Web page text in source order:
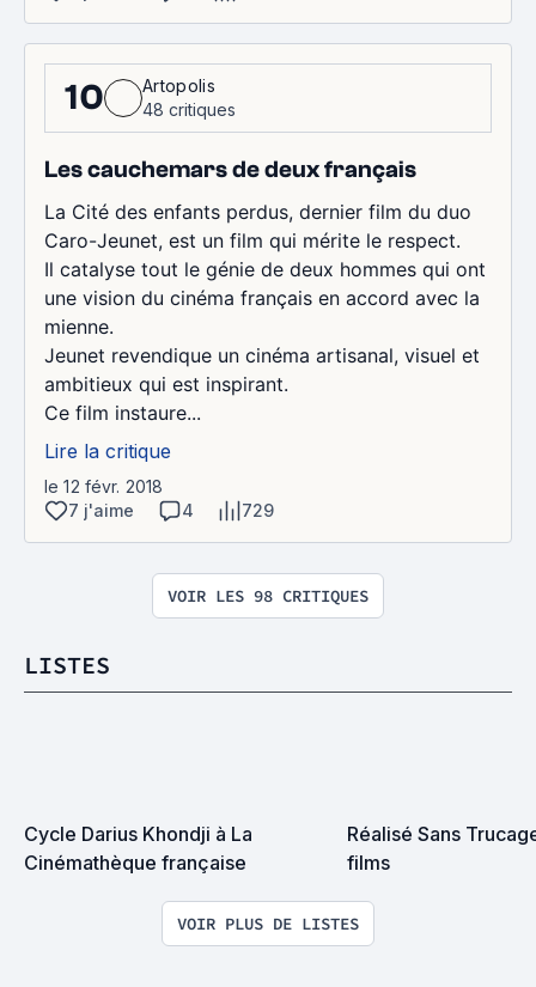
10
Artopolis
48 critiques
Les cauchemars de deux français
La Cité des enfants perdus, dernier film du duo
Caro-Jeunet, est un film qui mérite le respect.
Il catalyse tout le génie de deux hommes qui ont
une vision du cinéma français en accord avec la
mienne.
Jeunet revendique un cinéma artisanal, visuel et
ambitieux qui est inspirant.
Ce film instaure...
Lire la critique
le 12 févr. 2018
7 j'aime
4 729
VOIR LES 98 CRITIQUES
LISTES
Cycle Darius Khondji à La
Cinémathèque française
Réalisé Sans
films
VOIR PLUS DE LISTES